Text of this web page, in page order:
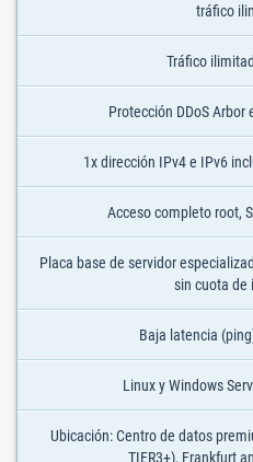
tráfico
Tráfico
Protección DDoS
1x dirección IPv4 e IPv6
Acceso completo root,
Placa base de servidor
sin cuota de
Baja latencia
Linux y Windows
Ubicación: Centro de datos
TIER3+), Frankfurt